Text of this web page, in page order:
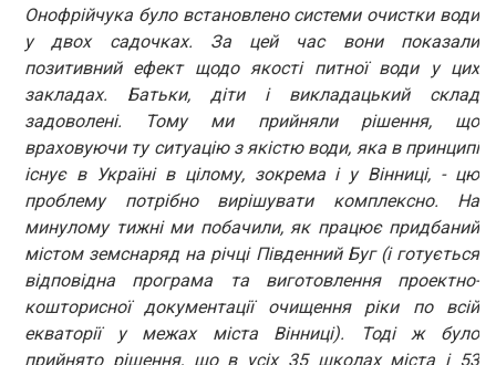
Онофрійчука було встановлено системи очистки води
у двох садочках. За цей час вони показали
позитивний ефект щодо якості питної води у цих
закладах. Батьки, діти і викладацький склад
задоволені. Тому ми прийняли рішення, що
враховуючи ту ситуацію з якістю води, яка в принципі
існує в Україні в цілому, зокрема і у Вінниці, - цю
проблему потрібно вирішувати комплексно. На
минулому тижні ми побачили, як працює придбаний
містом земснаряд на річці Південний Буг (і готується
відповідна програма та виготовлення проектно-
кошторисної документації очищення ріки по всій
екваторії у межах міста Вінниці). Тоді ж було
прийнято рішення, що в усіх 35 школах міста і 53